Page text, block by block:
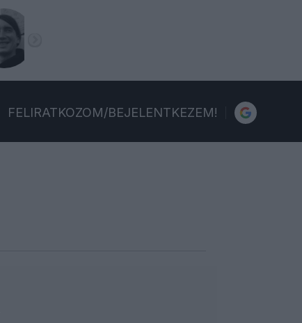
FELIRATKOZOM/BEJELENTKEZEM!